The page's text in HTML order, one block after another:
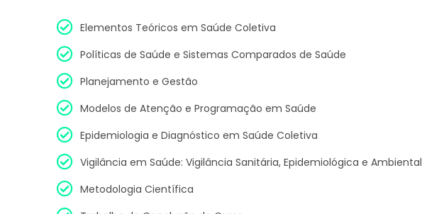
Elementos Teóricos em Saúde Coletiva
Políticas de Saúde e Sistemas Comparados de Saúde
Planejamento e Gestão
Modelos de Atenção e Programação em Saúde
Epidemiologia e Diagnóstico em Saúde Coletiva
Vigilância em Saúde: Vigilância Sanitária, Epidemiológica e Ambiental
Metodologia Científica